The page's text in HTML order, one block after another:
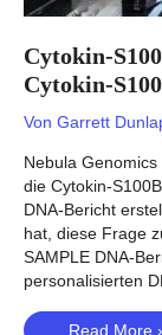
Cytokin-
Cytokin-
Von Garrett
Nebula
die Cytokin-
DNA-Bericht
hat, diese Frage
SAMPLE DNA-
personalisierten
Cytokin-
Read More